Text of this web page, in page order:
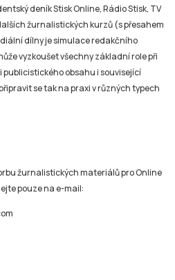
deník Stisk Online, Rádio Stisk, TV
žurnalistických kurzů (s přesahem
dílny je simulace redakčního
vyzkoušet všechny základní role při
obsahu i související
se tak na praxi v různých typech
žurnalistických materiálů pro Online
pouze na e-mail: